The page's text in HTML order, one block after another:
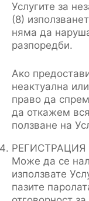
Услугите за
(8)
няма да
разпоредби.
Ако
неактуална
право да
да откажем
ползване на
РЕГИСТРАЦИЯ
Може да се
използвате
пазите